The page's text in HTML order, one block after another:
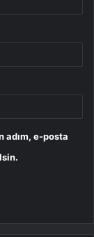
adım, e-posta